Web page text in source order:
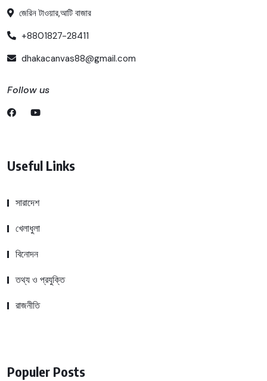
জেরিন টাওয়ার,আটি বাজার
+8801827-28411
dhakacanvas88@gmail.com
Follow us
Useful Links
সারাদেশ
খেলাধুলা
বিনোদন
তথ্য ও প্রযুক্তি
রাজনীতি
Populer Posts